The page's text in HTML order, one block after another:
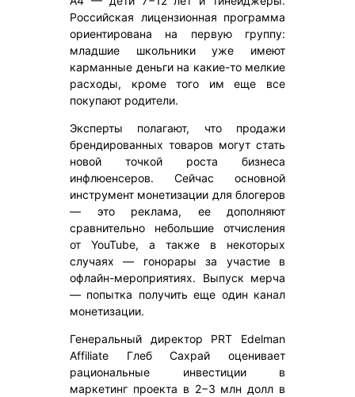
Российская лицензионная программа
ориентирована на первую группу:
младшие школьники уже имеют
карманные деньги на какие-то мелкие
расходы, кроме того им еще все
покупают родители.
Эксперты полагают, что продажи
брендированных товаров могут стать
новой точкой роста бизнеса
инфлюенсеров. Сейчас основной
инструмент монетизации для блогеров
— это реклама, ее дополняют
сравнительно небольшие отчисления
от YouTube, а также в некоторых
случаях — гонорары за участие в
офлайн-мероприятиях. Выпуск мерча
— попытка получить еще один канал
монетизации.
Генеральный директор PRT Edelman
Affiliate Глеб Сахрай оценивает
рациональные инвестиции в
маркетинг проекта в 2−3 млн долл в